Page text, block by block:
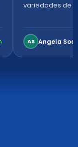
variedades de
AS Angela